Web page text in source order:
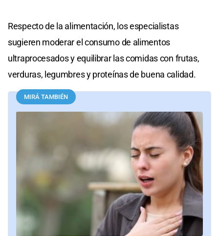
Respecto de la alimentación, los especialistas
sugieren moderar el consumo de alimentos
ultraprocesados y equilibrar las comidas con frutas,
verduras, legumbres y proteínas de buena calidad.
MIRÁ TAMBIÉN